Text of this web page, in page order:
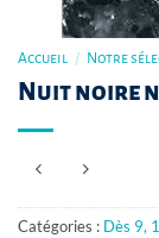
Accueil / Notre
Nuit noire
Catégories : Dès 9,